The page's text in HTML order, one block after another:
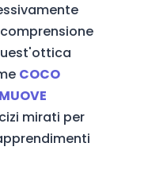
COCO
mirati per